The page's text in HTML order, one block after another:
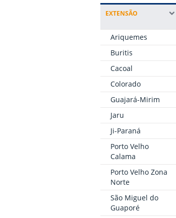
EXTENSÃO
Ariquemes
Buritis
Cacoal
Colorado
Guajará-Mirim
Jaru
Ji-Paraná
Porto Velho
Calama
Porto Velho Zona
Norte
São Miguel do
Guaporé